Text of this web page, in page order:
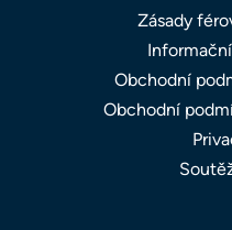
Zásady
Obchodní
Obchodní